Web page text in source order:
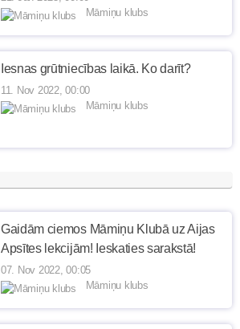
Māmiņu klubs
Iesnas grūtniecības laikā. Ko darīt?
11. Nov 2022, 00:00
Māmiņu klubs
Gaidām ciemos Māmiņu Klubā uz Aijas
Apsītes lekcijām! Ieskaties sarakstā!
07. Nov 2022, 00:05
Māmiņu klubs